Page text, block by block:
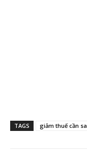
TAGS giảm thuế cần sa